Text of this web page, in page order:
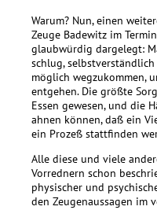
Warum? Nun, einen
Zeuge Badewitz im
glaubwürdig dargelegt:
schlug,
möglich wegzukommen,
entgehen. Die größte
Essen gewesen, und die
ahnen können, daß ein
ein Prozeß stattfinden
Alle diese und viele
Vorrednern schon
physischer und
den Zeugenaussagen im